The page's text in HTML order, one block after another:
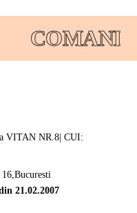
VITAN NR.8| CUI:
21.02.2007